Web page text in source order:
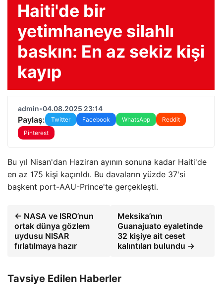
Haiti'de bir
yetimhaneye silahlı
baskın: En az sekiz kişi
kayıp
admin•04.08.2025 23:14
Paylaş: Twitter Facebook WhatsApp
Reddit
Pinterest
Bu yıl Nisan'dan Haziran ayının sonuna kadar Haiti'de
en az 175 kişi kaçırıldı. Bu davaların yüzde 37'si
başkent port-AAU-Prince'te gerçekleşti.
← NASA ve ISRO’nun
ortak dünya gözlem
uydusu NISAR
fırlatılmaya hazır
Meksika’nın
Guanajuato eyaletinde
32 kişiye ait ceset
kalıntıları bulundu →
Tavsiye Edilen Haberler